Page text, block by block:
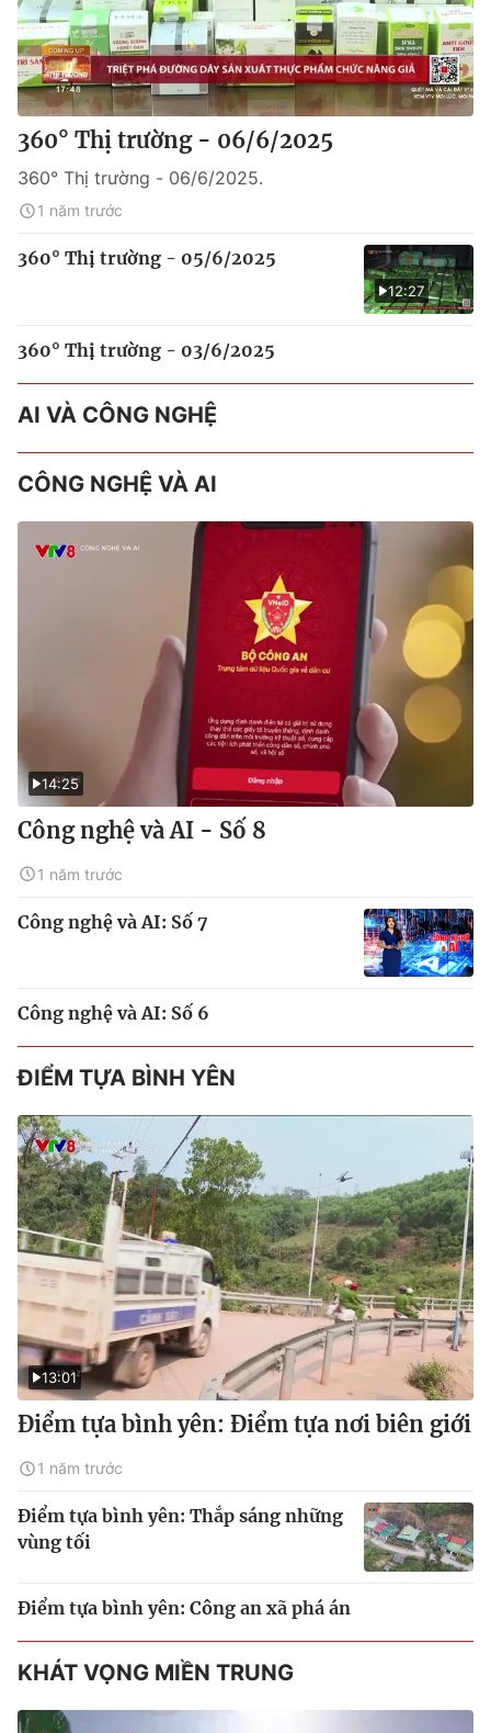
360° Thị trường - 06/6/2025
360° Thị trường - 06/6/2025.
1 năm trước
12:27
360° Thị trường - 05/6/2025
360° Thị trường - 03/6/2025
AI VÀ CÔNG NGHỆ
CÔNG NGHỆ VÀ AI
14:25
Công nghệ và AI - Số 8
1 năm trước
Công nghệ và AI: Số 7
Công nghệ và AI: Số 6
ĐIỂM TỰA BÌNH YÊN
13:01
Điểm tựa bình yên: Điểm tựa nơi biên giới
1 năm trước
Điểm tựa bình yên: Thắp sáng những
vùng tối
Điểm tựa bình yên: Công an xã phá án
KHÁT VỌNG MIỀN TRUNG